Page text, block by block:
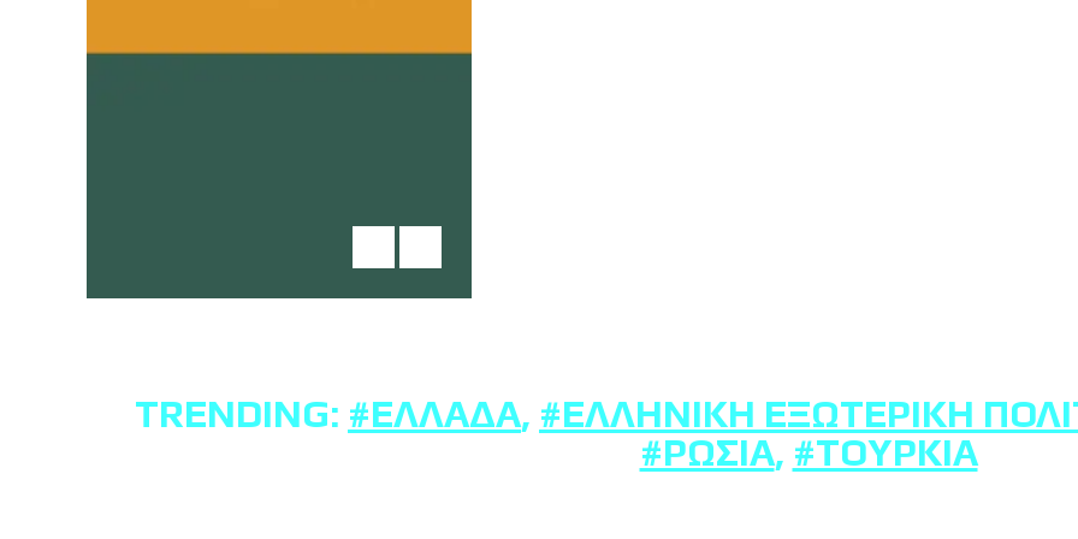
TRENDING: #ΕΛΛΆΔΑ, #ΕΛΛΗΝΙΚΉ ΕΞΩΤΕΡΙΚΉ
#ΡΩΣΊΑ, #ΤΟΥΡΚΊΑ